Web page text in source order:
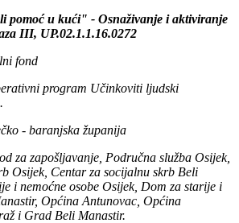
pomoć u kući" - Osnaživanje i aktiviranje
III, UP.02.1.1.16.0272
fond
program Učinkoviti ljudski
- baranjska županija
za zapošljavanje, Područna služba Osijek,
Osijek, Centar za socijalnu skrb Beli
i nemoćne osobe Osijek, Dom za starije i
Općina Antunovac, Općina
i Grad Beli Manastir.